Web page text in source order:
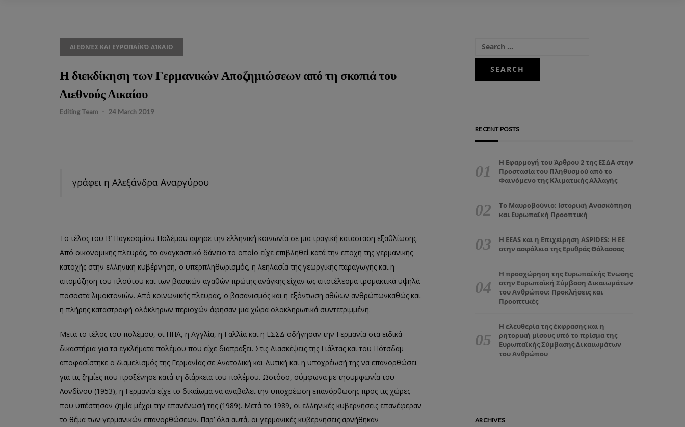
ΔΙΕΘΝΈΣ ΚΑΙ ΕΥΡΩΠΑΪΚΌ ΔΊΚΑΙΟ
Η διεκδίκηση των Γερμανικών Αποζημιώσεων από τη σκοπιά του
Διεθνούς Δικαίου
Editing Team - 24 March 2019
γράφει η Αλεξάνδρα Αναργύρου
Το τέλος του Β’ Παγκοσμίου Πολέμου άφησε την ελληνική κοινωνία σε μια τραγική κατάσταση εξαθλίωσης.
Από οικονομικής πλευράς, το αναγκαστικό δάνειο το οποίο είχε επιβληθεί κατά την εποχή της γερμανικής
κατοχής στην ελληνική κυβέρνηση, ο υπερπληθωρισμός, η λεηλασία της γεωργικής παραγωγής και η
απομύζηση του πλούτου και των βασικών αγαθών πρώτης ανάγκης είχαν ως αποτέλεσμα τρομακτικά υψηλά
ποσοστά λιμοκτονιών. Από κοινωνικής πλευράς, ο βασανισμός και η εξόντωση αθώων ανθρώπωνκαθώς και
η πλήρης καταστροφή ολόκληρων περιοχών άφησαν μια χώρα ολοκληρωτικά συντετριμμένη.
Μετά το τέλος του πολέμου, οι ΗΠΑ, η Αγγλία, η Γαλλία και η ΕΣΣΔ οδήγησαν την Γερμανία στα ειδικά
δικαστήρια για τα εγκλήματα πολέμου που είχε διαπράξει. Στις Διασκέψεις της Γιάλτας και του Πότσδαμ
αποφασίστηκε ο διαμελισμός της Γερμανίας σε Ανατολική και Δυτική και η υποχρέωσή της να επανορθώσει
για τις ζημίες που προξένησε κατά τη διάρκεια του πολέμου. Ωστόσο, σύμφωνα με τησυμφωνία του
Λονδίνου (1953), η Γερμανία είχε το δικαίωμα να αναβάλει την υποχρέωση επανόρθωσης προς τις χώρες
που υπέστησαν ζημία μέχρι την επανένωσή της (1989). Μετά το 1989, οι ελληνικές κυβερνήσεις επανέφεραν
το θέμα των γερμανικών επανορθώσεων. Παρ’ όλα αυτά, οι γερμανικές κυβερνήσεις αρνήθηκαν
RECENT POSTS
Η Εφαρμογή του Άρθρου 2 της ΕΣΔΑ στην
Προστασία του Πληθυσμού από το
Φαινόμενο της Κλιματικής Αλλαγής
Το Μαυροβούνιο: Ιστορική Ανασκόπηση
και Ευρωπαϊκή Προοπτική
Η EEAS και η Επιχείρηση ASPIDES: Η ΕΕ
στην ασφάλεια της Ερυθράς Θάλασσας
Η προσχώρηση της Ευρωπαϊκής Ένωσης
στην Ευρωπαϊκή Σύμβαση Δικαιωμάτων
του Ανθρώπου: Προκλήσεις και
Προοπτικές
Η ελευθερία της έκφρασης και η
ρητορική μίσους υπό το πρίσμα της
Ευρωπαϊκής Σύμβασης Δικαιωμάτων
του Ανθρώπου
ARCHIVES